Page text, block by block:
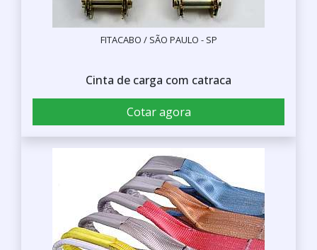
FITACABO / SÃO PAULO - SP
Cinta de carga com catraca
Cotar agora